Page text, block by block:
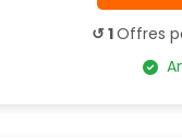
↺ 1Offres